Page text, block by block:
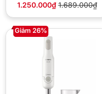
1.250.000₫ 1.689.000₫
Giảm 26%